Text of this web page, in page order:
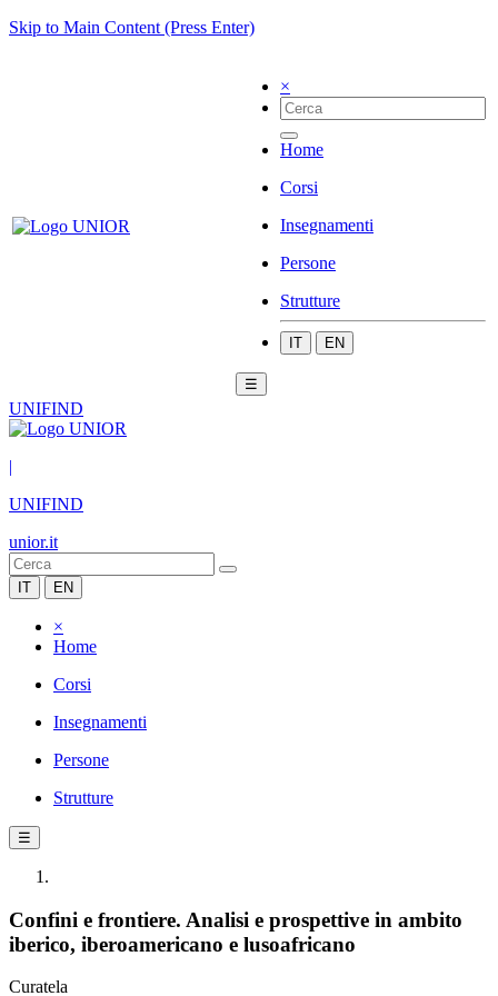
Skip to Main Content (Press Enter)
×
Home
Corsi
Insegnamenti
Persone
Strutture
IT EN
☰
UNIFIND
|
UNIFIND
unior.it
IT EN
×
Home
Corsi
Insegnamenti
Persone
Strutture
☰
Confini e frontiere. Analisi e prospettive in ambito
iberico, iberoamericano e lusoafricano
Curatela